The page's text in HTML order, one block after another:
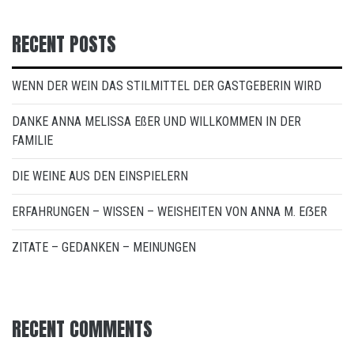
RECENT POSTS
WENN DER WEIN DAS STILMITTEL DER GASTGEBERIN WIRD
DANKE ANNA MELISSA EßER UND WILLKOMMEN IN DER
FAMILIE
DIE WEINE AUS DEN EINSPIELERN
ERFAHRUNGEN – WISSEN – WEISHEITEN VON ANNA M. EẞER
ZITATE – GEDANKEN – MEINUNGEN
RECENT COMMENTS